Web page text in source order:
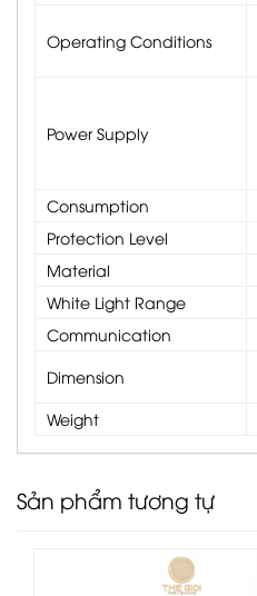
Operating Conditions
Power Supply
Consumption
Protection Level
Material
White Light Range
Communication
Dimension
Weight
Sản phẩm tương tự